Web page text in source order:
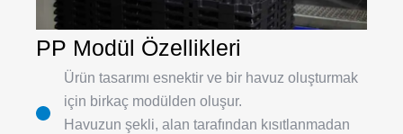
PP Modül Özellikleri
Ürün tasarımı esnektir ve bir havuz oluşturmak
için birkaç modülden oluşur.
Havuzun şekli, alan tarafından kısıtlanmadan